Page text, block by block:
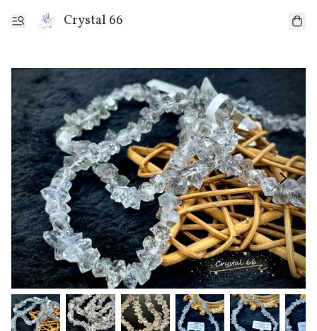
Crystal 66